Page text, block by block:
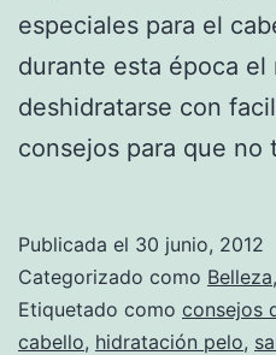
especiales para el
durante esta época el
deshidratarse con
consejos para que no
Publicada el 30 junio, 2012
Categorizado como Belleza,
Etiquetado como consejos
cabello, hidratación pelo,